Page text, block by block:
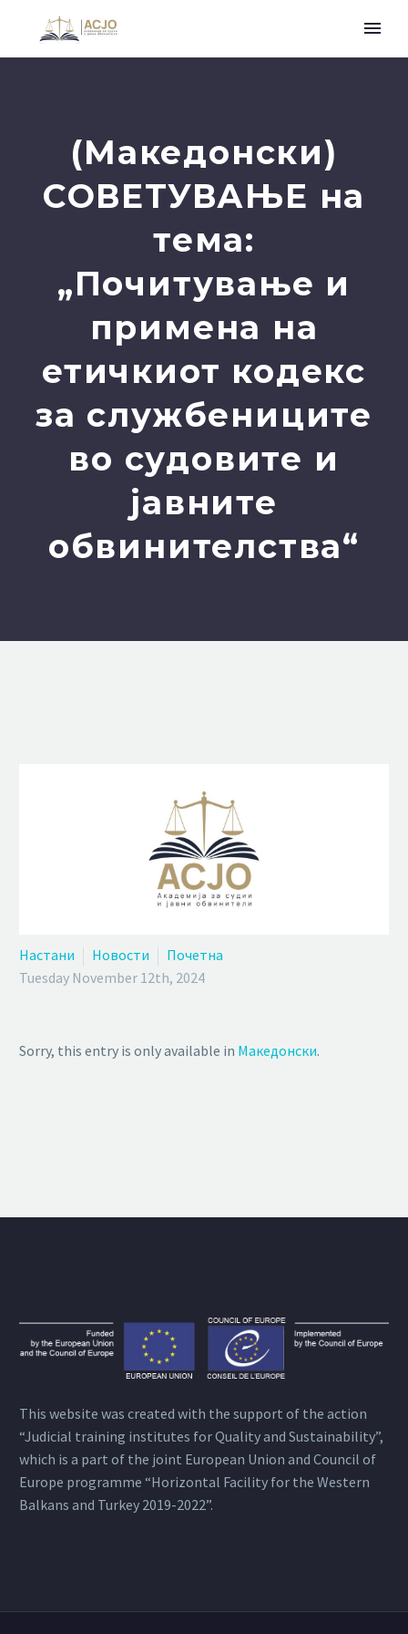
(Македонски)
СОВЕТУВАЊЕ на
тема:
„Почитување и
примена на
етичкиот кодекс
за службениците
во судовите и
јавните
обвинителства“
Настани Новости
Почетна
Tuesday November 12th, 2024
Sorry, this entry is only available in Македонски.
This website was created with the support of the action
“Judicial training institutes for Quality and Sustainability”,
which is a part of the joint European Union and Council of
Europe programme “Horizontal Facility for the Western
Balkans and Turkey 2019-2022”.